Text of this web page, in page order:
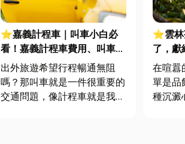
⭐嘉義計程車｜叫車小白必
看！嘉義計程車費用、叫車方
式、注意事項一次掌握
出外旅遊希望行程暢通無阻
嗎？那叫車就是一件很重要的
交通問題，像計程車就是我們
⭐雲
了，獻
的品茗
在喧囂
單是品
種沉澱